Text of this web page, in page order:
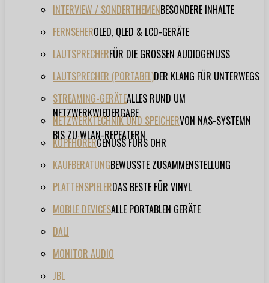
INTERVIEW / SONDERTHEMENBESONDERE INHALTE
FERNSEHEROLED, QLED & LCD-GERÄTE
LAUTSPRECHERFÜR DIE GROSSEN AUDIOGENUSS
LAUTSPRECHER (PORTABEL)DER KLANG FÜR UNTERWEGS
STREAMING-GERÄTEALLES RUND UM
NETZWERKWIEDERGABE
NETZWERKTECHNIK UND SPEICHERVON NAS-SYSTEMN
BIS ZU WLAN-REPEATERN
KOPFHÖRERGENUSS FÜRS OHR
KAUFBERATUNGBEWUSSTE ZUSAMMENSTELLUNG
PLATTENSPIELERDAS BESTE FÜR VINYL
MOBILE DEVICESALLE PORTABLEN GERÄTE
DALI
MONITOR AUDIO
JBL